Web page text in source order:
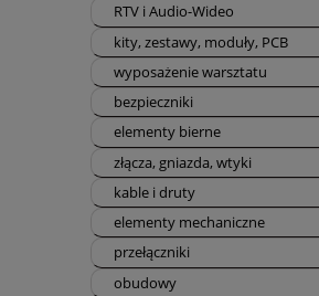
RTV i Audio-Wideo
kity, zestawy, moduły, PCB
wyposażenie warsztatu
bezpieczniki
elementy bierne
złącza, gniazda, wtyki
kable i druty
elementy mechaniczne
przełączniki
obudowy